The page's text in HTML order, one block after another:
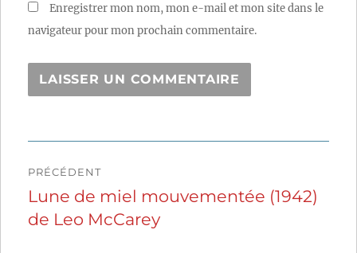
Enregistrer mon nom, mon e-mail et mon site dans le
navigateur pour mon prochain commentaire.
de
l’article
PRÉCÉDENT
Publication
précédente :
Lune de miel mouvementée (1942)
de Leo McCarey